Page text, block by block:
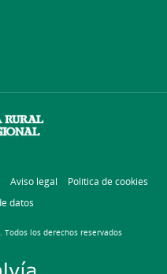
Aviso legal
Política de cookies
datos
Todos los derechos reservados